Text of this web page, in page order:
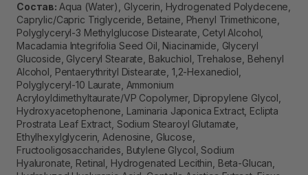
Состав: Aqua (Water), Glycerin, Hydrogenated Polydecene,
Caprylic/Capric Triglyceride, Betaine, Phenyl Trimethicone,
Polyglyceryl-3 Methylglucose Distearate, Cetyl Alcohol,
Macadamia Integrifolia Seed Oil, Niacinamide, Glyceryl
Glucoside, Glyceryl Stearate, Bakuchiol, Trehalose, Behenyl
Alcohol, Pentaerythrityl Distearate, 1,2-Hexanediol,
Polyglyceryl-10 Laurate, Ammonium
Acryloyldimethyltaurate/VP Copolymer, Dipropylene Glycol,
Hydroxyacetophenone, Laminaria Japonica Extract, Eclipta
Prostrata Leaf Extract, Sodium Stearoyl Glutamate,
Ethylhexylglycerin, Adenosine, Glucose,
Fructooligosaccharides, Butylene Glycol, Sodium
Hyaluronate, Retinal, Hydrogenated Lecithin, Beta-Glucan,